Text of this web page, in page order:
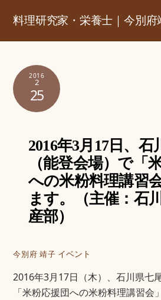
料理研究家・栄養士｜今別府
2016
2
25
2016年3月17日、石
（能登会場）で「
への米粉料理講習
ます。（主催：石
産部）
今別府 靖子 イベント
2016年3月17日（木）、石川県七
「米粉応援団への米粉料理講習会